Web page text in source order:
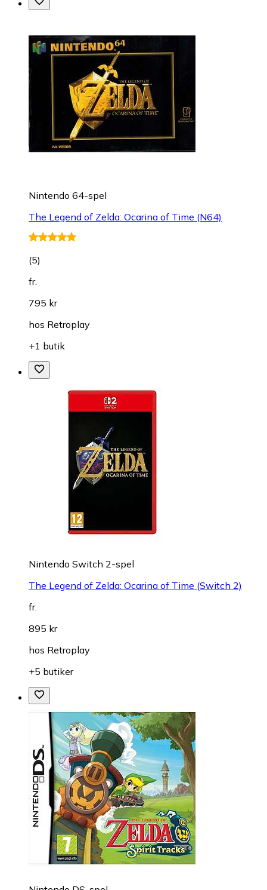
Nintendo 64-spel
The Legend of Zelda: Ocarina of Time (N64)
(5)
fr.
795 kr
hos Retroplay
+1 butik
Nintendo Switch 2-spel
The Legend of Zelda: Ocarina of Time (Switch 2)
fr.
895 kr
hos Retroplay
+5 butiker